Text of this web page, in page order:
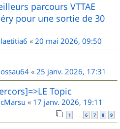
parcours VTTAE
pour une sortie de 30
laetitia6 « 20 mai 2026, 09:50
ossau64 « 25 janv. 2026, 17:31
Topic
cMarsu « 17 janv. 2026, 19:11
1 … 6 7 8 9